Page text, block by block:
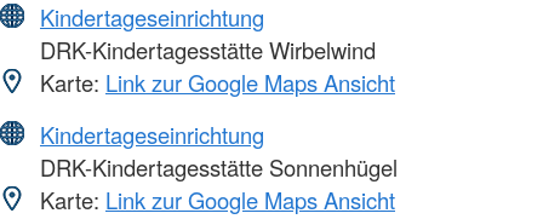
Kindertageseinrichtung
DRK-Kindertagesstätte Wirbelwind
Karte: Link zur Google Maps Ansicht
Kindertageseinrichtung
DRK-Kindertagesstätte Sonnenhügel
Karte: Link zur Google Maps Ansicht